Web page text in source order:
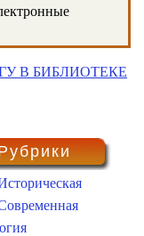
В БИБЛИОТЕКЕ